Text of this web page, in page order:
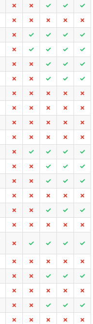
✗ ✗ ✓ ✓
✓
✗ ✗ ✗ ✗
✗
✗ ✓ ✓ ✓
✓
✗ ✓ ✓ ✓
✓
✗ ✗ ✓ ✓
✓
✗ ✗ ✓ ✓
✓
✗ ✗ ✗ ✗
✗
✗ ✗ ✗ ✗
✗
✗ ✗ ✗ ✗
✗
✗ ✗ ✗ ✗
✗
✗ ✓ ✓ ✓
✓
✗ ✗ ✓ ✓
✓
✗ ✗ ✓ ✓
✓
✗ ✗ ✗ ✗
✗
✗ ✗ ✓ ✓
✓
✗ ✗ ✗ ✗
✗
✗ ✓ ✓ ✓ ✓
✗ ✗ ✗ ✗
✗
✗ ✗ ✓ ✓
✓
✗ ✗ ✗ ✗
✗
✗ ✗ ✓ ✓
✓
✗ ✗ ✗ ✗
✗